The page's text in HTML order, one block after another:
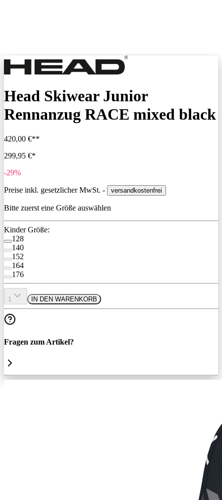
Head Skiwear Junior
Rennanzug RACE mixed black
420,00 €**
299,95 €*
-29%
Preise inkl. gesetzlicher MwSt. - versandkostenfrei
Bitte zuerst eine Größe auswählen
Kinder Größe:
128
140
152
164
176
1 IN DEN WARENKORB
Fragen zum Artikel?